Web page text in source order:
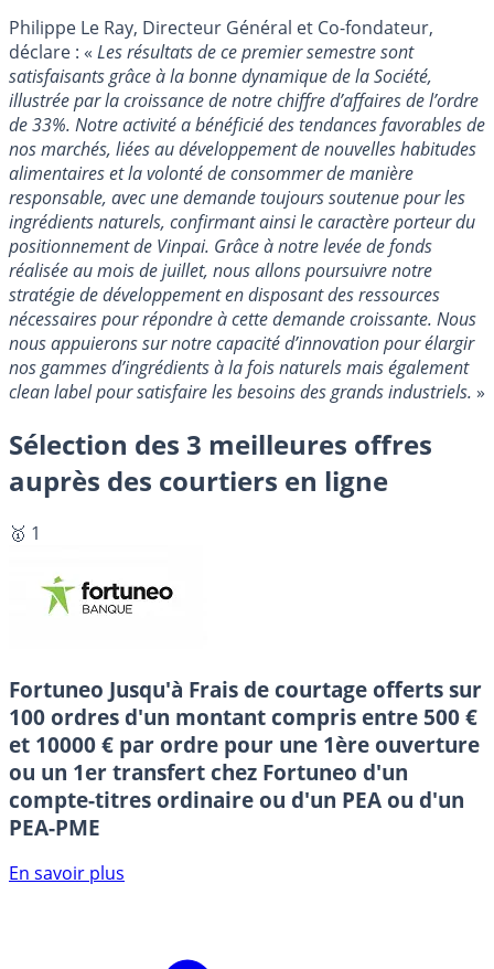
Philippe Le Ray, Directeur Général et Co-fondateur,
déclare : « Les résultats de ce premier semestre sont
satisfaisants grâce à la bonne dynamique de la Société,
illustrée par la croissance de notre chiffre d’affaires de l’ordre
de 33%. Notre activité a bénéficié des tendances favorables de
nos marchés, liées au développement de nouvelles habitudes
alimentaires et la volonté de consommer de manière
responsable, avec une demande toujours soutenue pour les
ingrédients naturels, confirmant ainsi le caractère porteur du
positionnement de Vinpai. Grâce à notre levée de fonds
réalisée au mois de juillet, nous allons poursuivre notre
stratégie de développement en disposant des ressources
nécessaires pour répondre à cette demande croissante. Nous
nous appuierons sur notre capacité d’innovation pour élargir
nos gammes d’ingrédients à la fois naturels mais également
clean label pour satisfaire les besoins des grands industriels. »
Sélection des 3 meilleures offres
auprès des courtiers en ligne
🥇 1
Fortuneo Jusqu'à Frais de courtage offerts sur
100 ordres d'un montant compris entre 500 €
et 10000 € par ordre pour une 1ère ouverture
ou un 1er transfert chez Fortuneo d'un
compte-titres ordinaire ou d'un PEA ou d'un
PEA-PME
En savoir plus